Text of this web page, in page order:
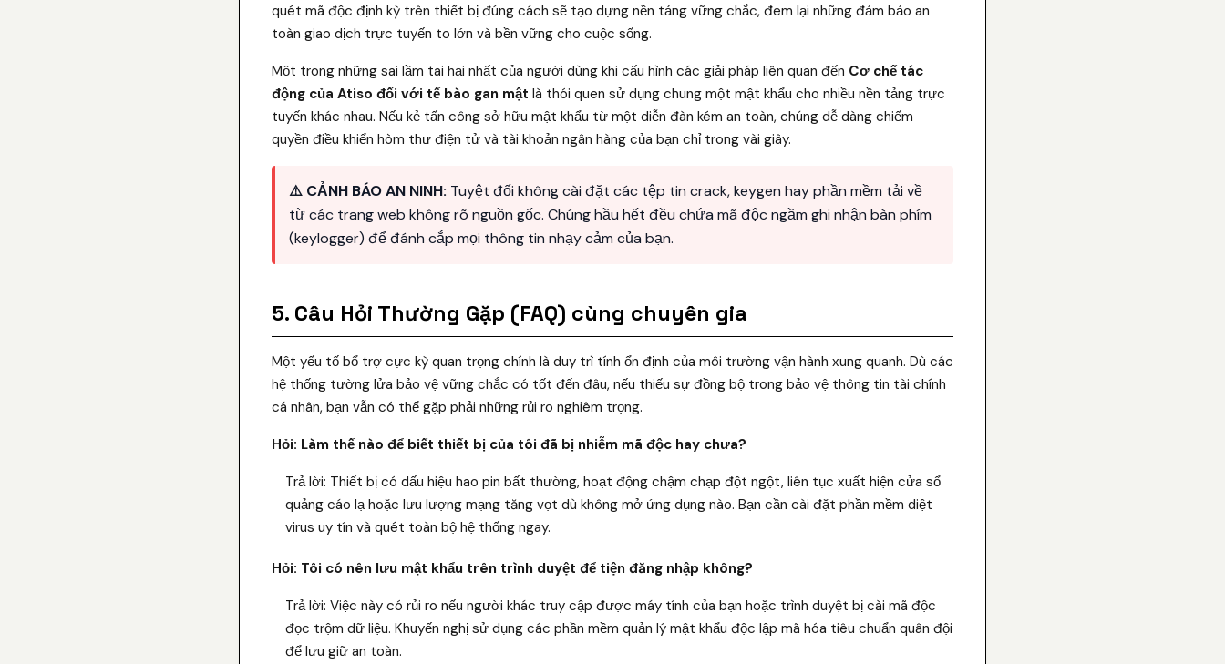
quét mã độc định kỳ trên thiết bị đúng cách sẽ tạo dựng nền tảng vững chắc, đem lại những đảm bảo an
toàn giao dịch trực tuyến to lớn và bền vững cho cuộc sống.
Một trong những sai lầm tai hại nhất của người dùng khi cấu hình các giải pháp liên quan đến Cơ chế tác
động của Atiso đối với tế bào gan mật là thói quen sử dụng chung một mật khẩu cho nhiều nền tảng trực
tuyến khác nhau. Nếu kẻ tấn công sở hữu mật khẩu từ một diễn đàn kém an toàn, chúng dễ dàng chiếm
quyền điều khiển hòm thư điện tử và tài khoản ngân hàng của bạn chỉ trong vài giây.
⚠️ CẢNH BÁO AN NINH: Tuyệt đối không cài đặt các tệp tin crack, keygen hay phần mềm tải về
từ các trang web không rõ nguồn gốc. Chúng hầu hết đều chứa mã độc ngầm ghi nhận bàn phím
(keylogger) để đánh cắp mọi thông tin nhạy cảm của bạn.
5. Câu Hỏi Thường Gặp (FAQ) cùng chuyên gia
Một yếu tố bổ trợ cực kỳ quan trọng chính là duy trì tính ổn định của môi trường vận hành xung quanh. Dù các
hệ thống tường lửa bảo vệ vững chắc có tốt đến đâu, nếu thiếu sự đồng bộ trong bảo vệ thông tin tài chính
cá nhân, bạn vẫn có thể gặp phải những rủi ro nghiêm trọng.
Hỏi: Làm thế nào để biết thiết bị của tôi đã bị nhiễm mã độc hay chưa?
Trả lời: Thiết bị có dấu hiệu hao pin bất thường, hoạt động chậm chạp đột ngột, liên tục xuất hiện cửa sổ
quảng cáo lạ hoặc lưu lượng mạng tăng vọt dù không mở ứng dụng nào. Bạn cần cài đặt phần mềm diệt
virus uy tín và quét toàn bộ hệ thống ngay.
Hỏi: Tôi có nên lưu mật khẩu trên trình duyệt để tiện đăng nhập không?
Trả lời: Việc này có rủi ro nếu người khác truy cập được máy tính của bạn hoặc trình duyệt bị cài mã độc
đọc trộm dữ liệu. Khuyến nghị sử dụng các phần mềm quản lý mật khẩu độc lập mã hóa tiêu chuẩn quân đội
để lưu giữ an toàn.